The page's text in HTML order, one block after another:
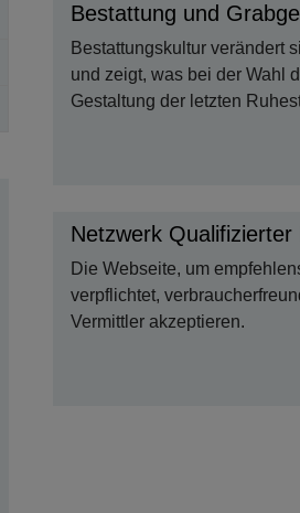
Bestattung und
Bestattungskultur verändert
und zeigt, was bei der Wahl
Gestaltung der letzten
Netzwerk Qualifizierter
Die Webseite, um
verpflichtet,
Vermittler akzeptieren.